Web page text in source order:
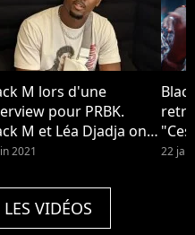
M lors d'une
pour PRBK.
M et Léa Djadja ont
que leur enfant
l'artiste se confie
Closer
2021 22
VIDÉOS